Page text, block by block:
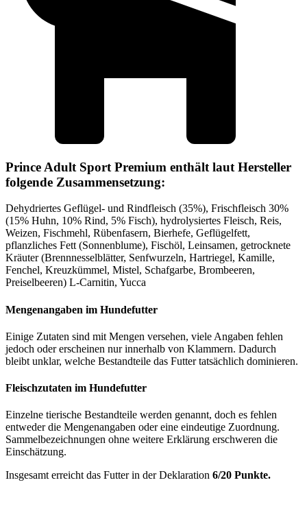
Prince Adult Sport Premium enthält laut Hersteller
folgende Zusammensetzung:
Dehydriertes Geflügel- und Rindfleisch (35%), Frischfleisch 30%
(15% Huhn, 10% Rind, 5% Fisch), hydrolysiertes Fleisch, Reis,
Weizen, Fischmehl, Rübenfasern, Bierhefe, Geflügelfett,
pflanzliches Fett (Sonnenblume), Fischöl, Leinsamen, getrocknete
Kräuter (Brennnesselblätter, Senfwurzeln, Hartriegel, Kamille,
Fenchel, Kreuzkümmel, Mistel, Schafgarbe, Brombeeren,
Preiselbeeren) L-Carnitin, Yucca
Mengenangaben im Hundefutter
Einige Zutaten sind mit Mengen versehen, viele Angaben fehlen
jedoch oder erscheinen nur innerhalb von Klammern. Dadurch
bleibt unklar, welche Bestandteile das Futter tatsächlich dominieren.
Fleischzutaten im Hundefutter
Einzelne tierische Bestandteile werden genannt, doch es fehlen
entweder die Mengenangaben oder eine eindeutige Zuordnung.
Sammelbezeichnungen ohne weitere Erklärung erschweren die
Einschätzung.
Insgesamt erreicht das Futter in der Deklaration 6/20 Punkte.